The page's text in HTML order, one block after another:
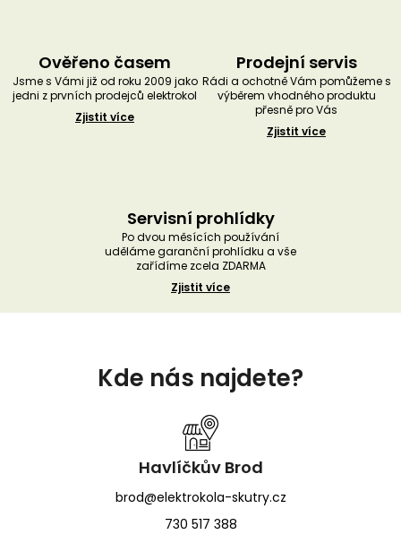
Ověřeno časem
Jsme s Vámi již od roku 2009 jako
jedni z prvních prodejců elektrokol
Zjistit více
Prodejní servis
Rádi a ochotně Vám pomůžeme s
výběrem vhodného produktu
přesně pro Vás
Zjistit více
Servisní prohlídky
Po dvou měsících používání
uděláme garanční prohlídku a vše
zařídíme zcela ZDARMA
Zjistit více
Kde nás najdete?
Havlíčkův Brod
brod@elektrokola-skutry.cz
730 517 388